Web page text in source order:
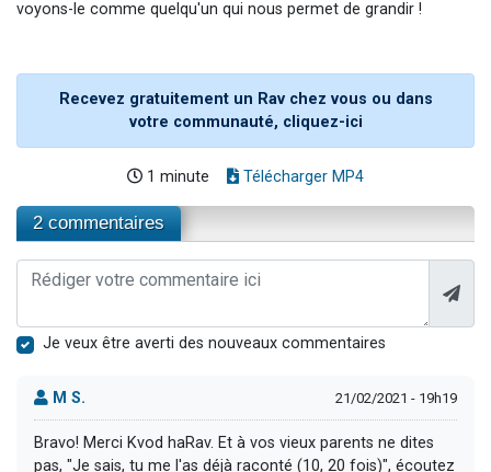
voyons-le comme quelqu'un qui nous permet de grandir !
Recevez gratuitement un Rav chez vous ou dans
votre communauté, cliquez-ici
1 minute Télécharger MP4
2 commentaires
Je veux être averti des nouveaux commentaires
M S. 21/02/2021 - 19h19
Bravo! Merci Kvod haRav. Et à vos vieux parents ne dites
pas, "Je sais, tu me l'as déjà raconté (10, 20 fois)", écoutez